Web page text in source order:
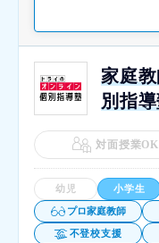
家庭
別指
対面授業OK
幼児 小学生
プロ家庭教師
不登校支援